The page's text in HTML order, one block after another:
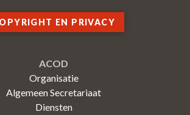
EN PRIVACY
ACOD
Organisatie
Algemeen Secretariaat
Diensten